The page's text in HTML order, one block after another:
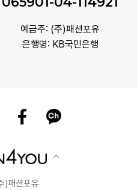
예금주: (주)패션포유
은행명: KB국민은행
)패션포유